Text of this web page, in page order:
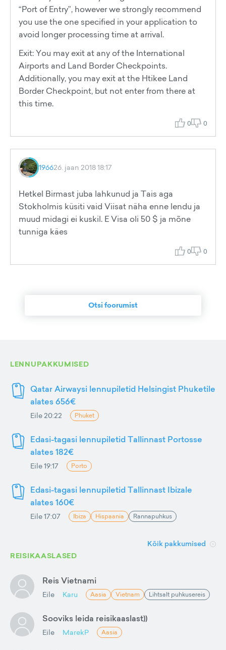
“Port of Entry”, however we strongly recommend
you use the one specified in your application to
avoid longer processing time at arrival.
Exit: You may exit at any of the International
Airports and Land Border Checkpoints.
Additionally, you may exit at the Htikee Land
Border Checkpoint, but not enter from there at
this time.
0 0
196626. jaan 2018 18:17
Hetkel Birmast juba lahkunud ja Tais aga
Stokholmis küsiti vaid Viisat näha enne lendu ja
muud midagi ei kuskil. E Visa oli 50 $ ja mõne
tunniga käes
0 0
Otsi foorumist
LENNUPAKKUMISED
Qatar Airwaysi lennupiletid Helsingist Phuketile
alates 656€
Eile 20:22 Phuket
Edasi-tagasi lennupiletid Tallinnast Portosse
alates 182€
Eile 19:17 Porto
Edasi-tagasi lennupiletid Tallinnast Ibizale
alates 160€
Eile 17:07 Ibiza Hispaania Rannapuhkus
Kõik pakkumised
REISIKAASLASED
Reis Vietnami
Eile Karu Aasia Vietnam Lihtsalt puhkusereis
Sooviks leida reisikaaslast))
Eile MarekP Aasia